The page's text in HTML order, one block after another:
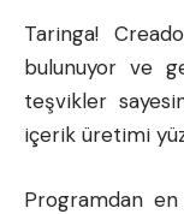
Taringa!
bulunuyor ve
teşvikler
içerik üretimi
Programdan en